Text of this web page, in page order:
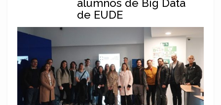
alumnos de Big Data
de EUDE